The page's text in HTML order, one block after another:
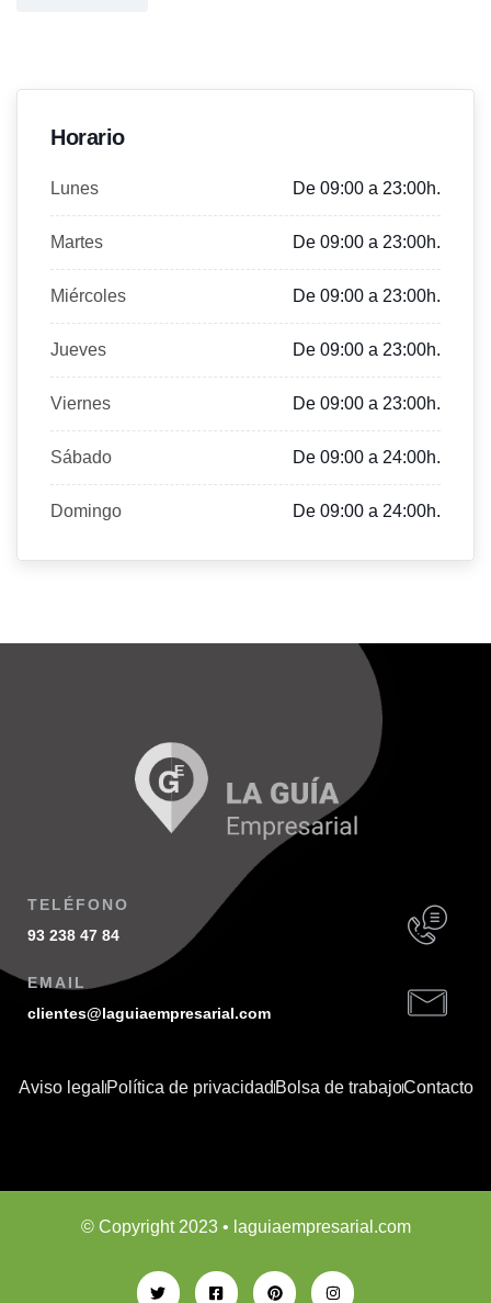
Horario
Lunes De 09:00 a 23:00h.
Martes De 09:00 a 23:00h.
Miércoles De 09:00 a 23:00h.
Jueves De 09:00 a 23:00h.
Viernes De 09:00 a 23:00h.
Sábado De 09:00 a 24:00h.
Domingo De 09:00 a 24:00h.
TELÉFONO
93 238 47 84
EMAIL
clientes@laguiaempresarial.com
Aviso legal Política de privacidadBolsa de trabajoContacto
© Copyright 2023 • laguiaempresarial.com